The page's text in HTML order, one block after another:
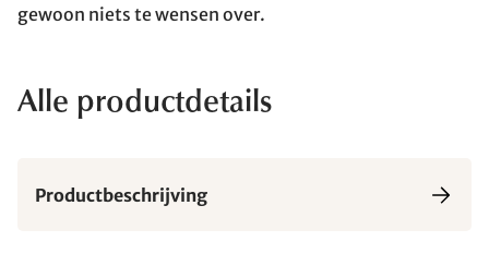
gewoon niets te wensen over.
Alle productdetails
Productbeschrijving